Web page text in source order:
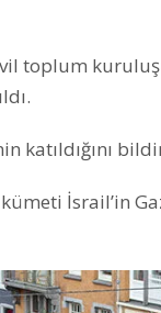
toplum
katıldığını
İsrail’in